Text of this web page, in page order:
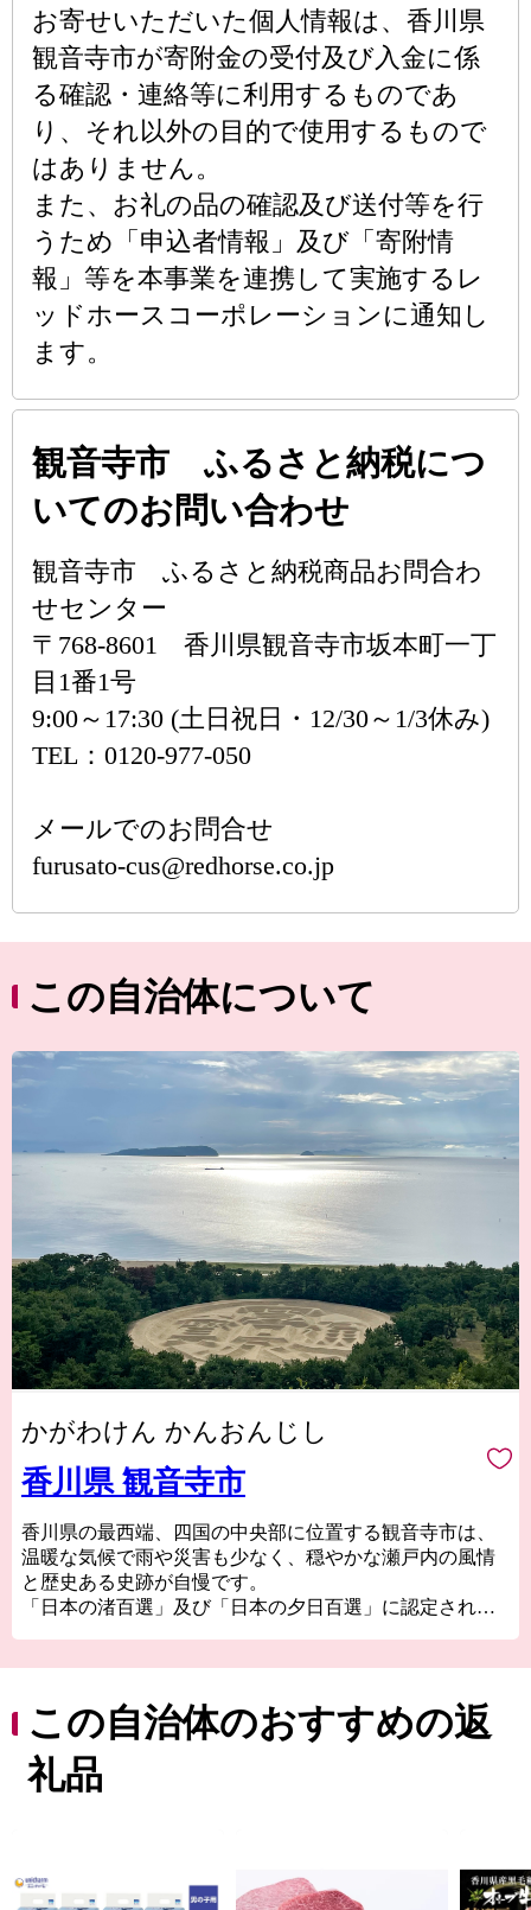
お寄せいただいた個人情報は、香川県
観音寺市が寄附金の受付及び入金に係
る確認・連絡等に利用するものであ
り、それ以外の目的で使用するもので
はありません。
また、お礼の品の確認及び送付等を行
うため「申込者情報」及び「寄附情
報」等を本事業を連携して実施するレ
ッドホースコーポレーションに通知し
ます。
観音寺市 ふるさと納税につ
いてのお問い合わせ
観音寺市 ふるさと納税商品お問合わ
せセンター
〒768-8601 香川県観音寺市坂本町一丁
目1番1号
9:00～17:30 (土日祝日・12/30～1/3休み)
TEL：0120-977-050
メールでのお問合せ
furusato-cus@redhorse.co.jp
この自治体について
かがわけん かんおんじし
香川県 観音寺市
香川県の最西端、四国の中央部に位置する観音寺市は、
温暖な気候で雨や災害も少なく、穏やかな瀬戸内の風情
と歴史ある史跡が自慢です。
「日本の渚百選」及び「日本の夕日百選」に認定されて
ています。
沖合にある伊吹島では、讃岐うどんのダシには欠かせな
い観音寺ブランド「伊吹いりこ」を、網元が水揚げから
製造まで一貫して行うことで、鮮度にこだわって生産し
この自治体のおすすめの返
礼品